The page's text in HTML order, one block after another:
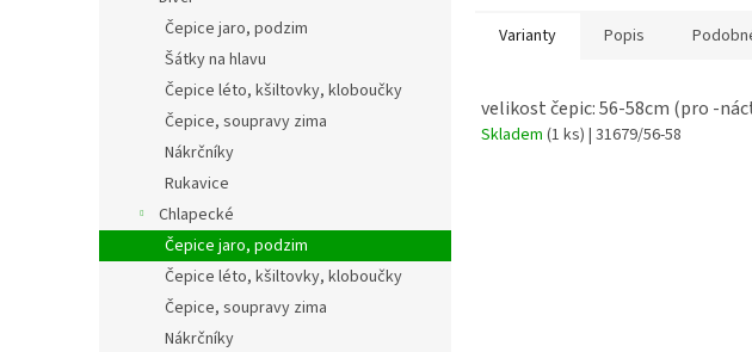
Čepice jaro, podzim
Šátky na hlavu
Čepice léto, kšiltovky, kloboučky
Čepice, soupravy zima
Nákrčníky
Rukavice
Chlapecké
Čepice jaro, podzim
Čepice léto, kšiltovky, kloboučky
Čepice, soupravy zima
Nákrčníky
Varianty Popis
velikost čepic: 56-58cm (pro -
Skladem (1 ks) | 31679/56-58